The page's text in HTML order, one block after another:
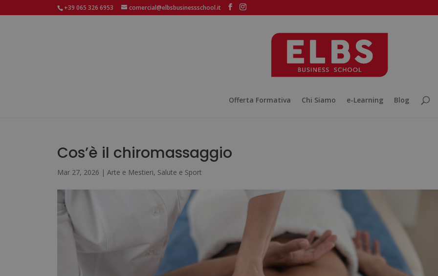
+39 065 326 6953 comercial@elbsbusinessschool.it
Offerta Formativa Chi Siamo e-Learning Blog
Cos’è il chiromassaggio
Mar 27, 2026 | Arte e Mestieri, Salute e Sport